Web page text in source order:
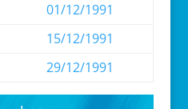
01/12/1991
15/12/1991
29/12/1991